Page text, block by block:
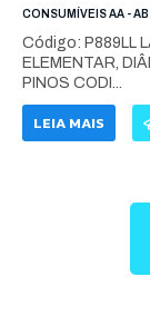
CONSUMÍVEIS AA -
Código: P889LL
ELEMENTAR,
PINOS CODI...
LEIA MAIS